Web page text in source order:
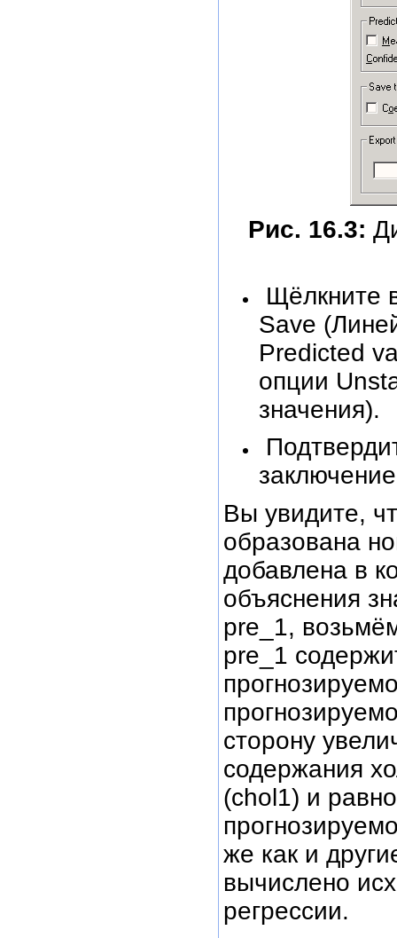
Рис. 16.3:
Щёлкните
Save
Predicted
опции
значения).
Вы увидите,
образована
добавлена в
объяснения
рrе_1,
рrе_1
сторону
содержания
(chol1) и
же как и
вычислено
регрессии.